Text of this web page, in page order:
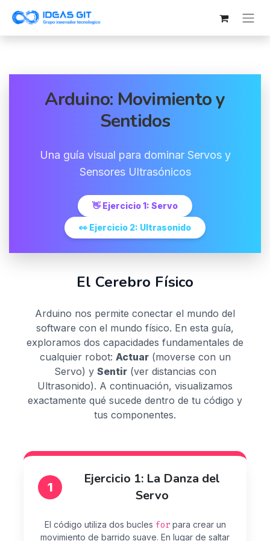
Arduino: Movimiento y
Sentidos
Una guía visual para dominar Servos y
Sensores Ultrasónicos
👋 Ejercicio 1: Servo
👀 Ejercicio 2: Ultrasonido
El Cerebro Físico
Arduino nos permite conectar el mundo del
software con el mundo físico. En esta guía,
exploramos dos capacidades fundamentales de
cualquier robot: Actuar(moverse con un
Servo) y Sentir(ver distancias con
Ultrasonido). A continuación, visualizamos
exactamente qué sucede dentro de tu código y
tus componentes.
1
Ejercicio 1: La Danza del
Servo
El código utiliza dos bucles forpara crear un
movimiento de barrido suave. En lugar de saltar